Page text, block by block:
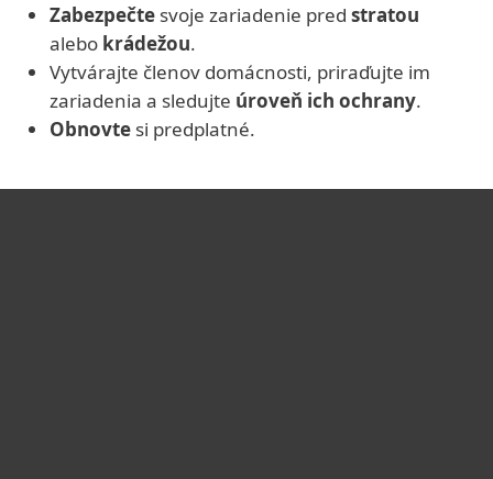
Zabezpečte svoje zariadenie pred stratou
alebo krádežou.
Vytvárajte členov domácnosti, priraďujte im
zariadenia a sledujte úroveň ich ochrany.
Obnovte si predplatné.